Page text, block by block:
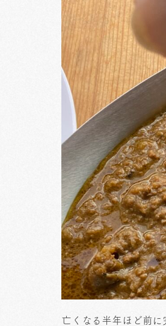
亡くなる半年ほど前